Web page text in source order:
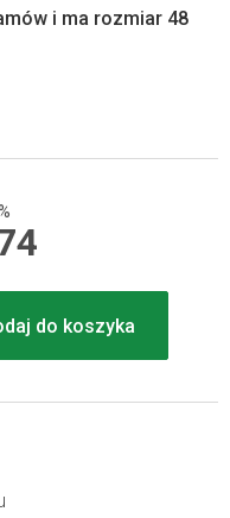
i ma rozmiar 48
do koszyka